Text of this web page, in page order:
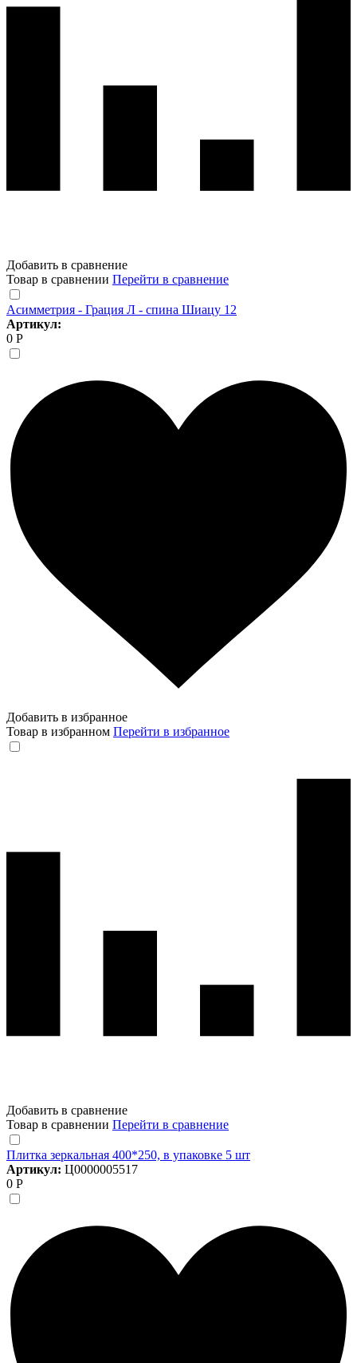
Добавить в сравнение
Товар в сравнении Перейти в сравнение
Асимметрия - Грация Л - спина Шиацу 12
Артикул:
0 Р
Добавить в избранное
Товар в избранном Перейти в избранное
Добавить в сравнение
Товар в сравнении Перейти в сравнение
Плитка зеркальная 400*250, в упаковке 5 шт
Артикул: Ц0000005517
0 Р